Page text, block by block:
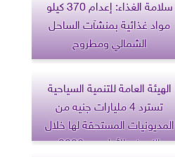
سلامة الغذاء: إعدام 370 كيلو
مواد غذائية بمنشآت الساحل
الشمالي ومطروح
الهيئة العامة للتنمية السياحية
تسترد 4 مليارات جنيه من
المديونيات المستحقة لها خلال
النصف الأول من 2026